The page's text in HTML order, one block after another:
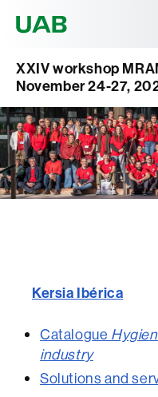
XXIV workshop
November 24-27,
Kersia Ibérica
Catalogue
industry
Solutions and